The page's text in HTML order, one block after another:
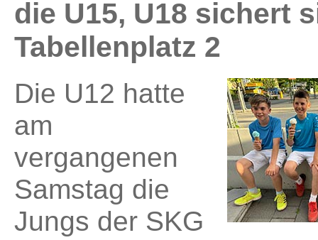
die U15, U18 sichert
Tabellenplatz 2
Die U12 hatte
am
vergangenen
Samstag die
Jungs der SKG